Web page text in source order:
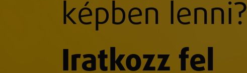
képben lenni?
Iratkozz fel